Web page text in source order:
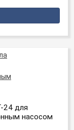
24 для
насосом